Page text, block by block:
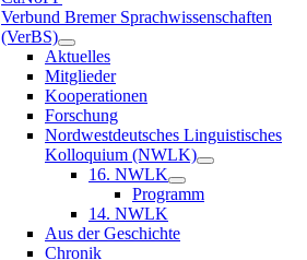
Verbund Bremer Sprachwissenschaften
(VerBS)
Aktuelles
Mitglieder
Kooperationen
Forschung
Nordwestdeutsches Linguistisches
Kolloquium (NWLK)
16. NWLK
Programm
14. NWLK
Aus der Geschichte
Chronik